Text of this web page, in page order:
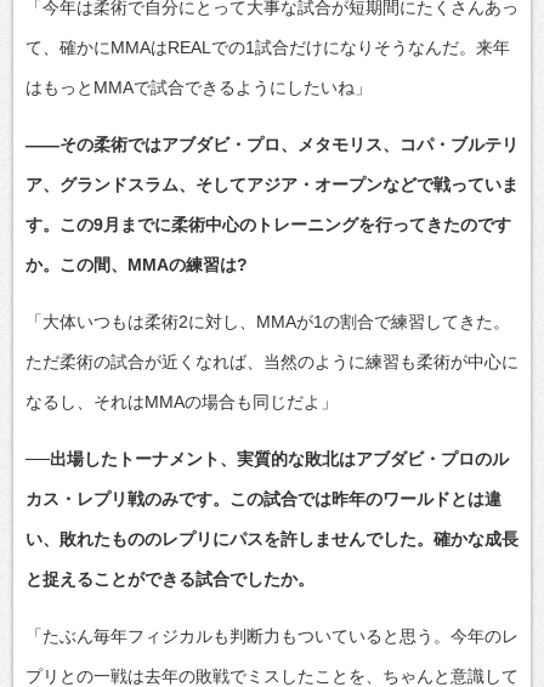
「今年は柔術で自分にとって大事な試合が短期間にたくさんあっ
て、確かにMMAはREALでの1試合だけになりそうなんだ。来年
はもっとMMAで試合できるようにしたいね」
――その柔術ではアブダビ・プロ、メタモリス、コパ・ブルテリ
ア、グランドスラム、そしてアジア・オープンなどで戦っていま
す。この9月までに柔術中心のトレーニングを行ってきたのです
か。この間、MMAの練習は?
「大体いつもは柔術2に対し、MMAが1の割合で練習してきた。
ただ柔術の試合が近くなれば、当然のように練習も柔術が中心に
なるし、それはMMAの場合も同じだよ」
──出場したトーナメント、実質的な敗北はアブダビ・プロのル
カス・レプリ戦のみです。この試合では昨年のワールドとは違
い、敗れたもののレプリにパスを許しませんでした。確かな成長
と捉えることができる試合でしたか。
「たぶん毎年フィジカルも判断力もついていると思う。今年のレ
プリとの一戦は去年の敗戦でミスしたことを、ちゃんと意識して